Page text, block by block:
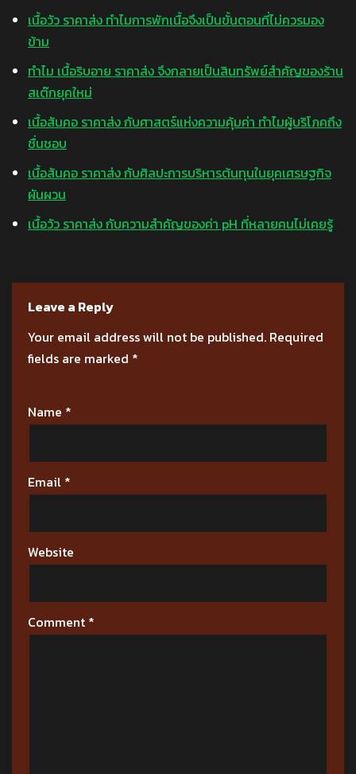
เนื้อวัว ราคาส่ง ทำไมการพักเนื้อจึงเป็นขั้นตอนที่ไม่ควรมอง
ข้าม
ทำไม เนื้อริบอาย ราคาส่ง จึงกลายเป็นสินทรัพย์สำคัญของร้าน
สเต๊กยุคใหม่
เนื้อสันคอ ราคาส่ง กับศาสตร์แห่งความคุ้มค่า ทำไมผู้บริโภคถึง
ชื่นชอบ
เนื้อสันคอ ราคาส่ง กับศิลปะการบริหารต้นทุนในยุคเศรษฐกิจ
ผันผวน
เนื้อวัว ราคาส่ง กับความสำคัญของค่า pH ที่หลายคนไม่เคยรู้
Leave a Reply
Your email address will not be published. Required
fields are marked *
Name *
Email *
Website
Comment *